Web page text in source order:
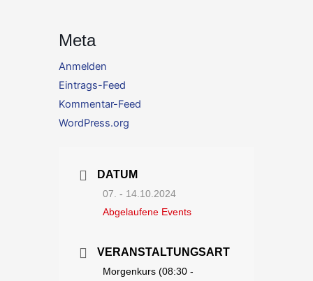
Meta
Anmelden
Eintrags-Feed
Kommentar-Feed
WordPress.org
DATUM
07. - 14.10.2024
Abgelaufene Events
VERANSTALTUNGSART
Morgenkurs (08:30 -